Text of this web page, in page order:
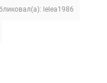
lelea1986